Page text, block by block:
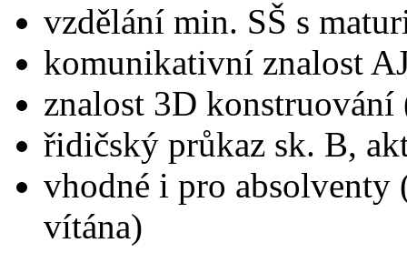
vzdělání min. SŠ s
komunikativní znalost
znalost 3D
řidičský průkaz sk. B,
vhodné i pro absolventy
vítána)